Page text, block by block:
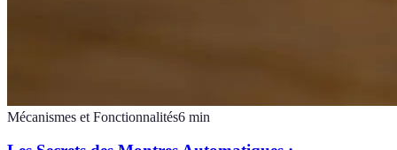
Mécanismes et Fonctionnalités6 min